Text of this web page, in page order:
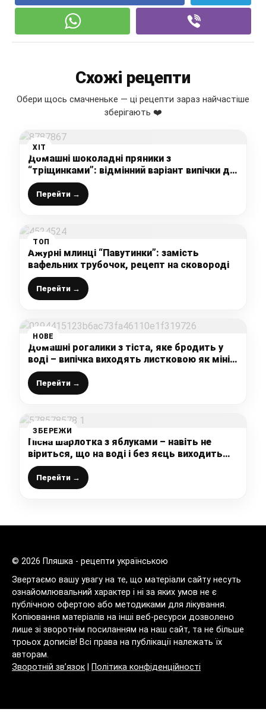
Схожі рецепти
Обери щось смачненьке — ці рецепти зараз найчастіше
зберігають ❤️
ХІТ
Домашні шоколадні пряники з
“тріщинками”: відмінний варіант випічки до
чаю, просто і швидко
Перейти →
ТОП
Ажурні млинці “Павутинки”: замість
вафельних трубочок, рецепт на сковороді
Перейти →
НОВЕ
Домашні рогалики з тіста, яке бродить у
воді – випічка виходять листковою як міні
круасани, смачніших я не їла
Перейти →
ЗБЕРЕЖИ
Пісна шарлотка з яблуками – навіть не
віриться, що на воді і без яєць виходить
такий смачний пиріг до чаю
Перейти →
© 2026 Пляшка - рецепти українською
Звертаємо вашу увагу на те, що матеріали сайту несуть
ознайомлювальний характер і ні за яких умов не є
публічною офертою або методиками для лікування.
Копіювання матеріалів на інші веб-ресурси дозволено
лише зі зворотнім посиланням на наш сайт, та не більше
троьох дописів! Всі права на публікації належать їх
авторам.
Зворотній зв’язок
Політика конфіденційності